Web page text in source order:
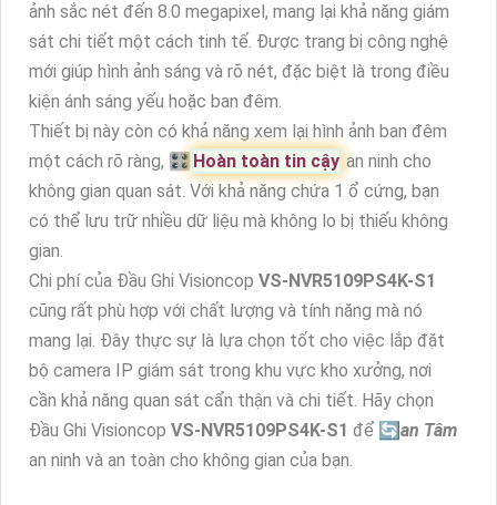
ảnh sắc nét đến 8.0 megapixel, mang lại khả năng giám
sát chi tiết một cách tinh tế. Được trang bị công nghệ
mới giúp hình ảnh sáng và rõ nét, đặc biệt là trong điều
kiện ánh sáng yếu hoặc ban đêm.
Thiết bị này còn có khả năng xem lại hình ảnh ban đêm
một cách rõ ràng, 🎛 Hoàn toàn tin cậy an ninh cho
không gian quan sát. Với khả năng chứa 1 ổ cứng, bạn
có thể lưu trữ nhiều dữ liệu mà không lo bị thiếu không
gian.
Chi phí của Đầu Ghi Visioncop VS-NVR5109PS4K-S1
cũng rất phù hợp với chất lượng và tính năng mà nó
mang lại. Đây thực sự là lựa chọn tốt cho việc lắp đặt
bộ camera IP giám sát trong khu vực kho xưởng, nơi
cần khả năng quan sát cẩn thận và chi tiết. Hãy chọn
Đầu Ghi Visioncop VS-NVR5109PS4K-S1 để 🔄an Tâm
an ninh và an toàn cho không gian của bạn.